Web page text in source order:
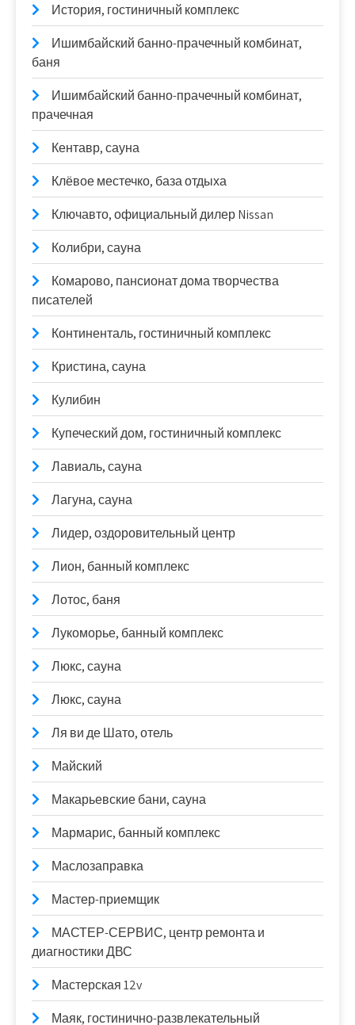
История, гостиничный комплекс
Ишимбайский банно-прачечный комбинат,
баня
Ишимбайский банно-прачечный комбинат,
прачечная
Кентавр, сауна
Клёвое местечко, база отдыха
Ключавто, официальный дилер Nissan
Колибри, сауна
Комарово, пансионат дома творчества
писателей
Континенталь, гостиничный комплекс
Кристина, сауна
Кулибин
Купеческий дом, гостиничный комплекс
Лавиаль, сауна
Лагуна, сауна
Лидер, оздоровительный центр
Лион, банный комплекс
Лотос, баня
Лукоморье, банный комплекс
Люкс, сауна
Люкс, сауна
Ля ви де Шато, отель
Майский
Макарьевские бани, сауна
Мармарис, банный комплекс
Маслозаправка
Мастер-приемщик
МАСТЕР-СЕРВИС, центр ремонта и
диагностики ДВС
Мастерская 12v
Маяк, гостинично-развлекательный